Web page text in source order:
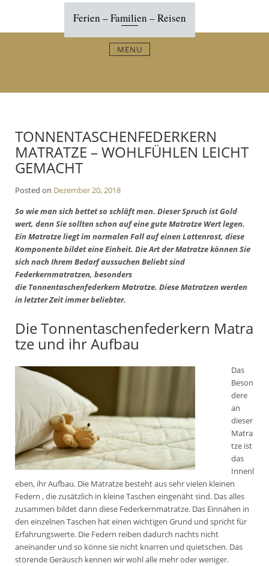
content
Ferien – Familien – Reisen
MENU
TONNENTASCHENFEDERKERN
MATRATZE – WOHLFÜHLEN LEICHT
GEMACHT
Posted on Dezember 20, 2018
So wie man sich bettet so schläft man. Dieser Spruch ist Gold
wert, denn Sie sollten schon auf eine gute Matratze Wert legen.
Ein Matratze liegt im normalen Fall auf einen Lattenrost, diese
Komponente bildet eine Einheit. Die Art der Matratze können Sie
sich nach Ihrem Bedarf aussuchen Beliebt sind
Federkernmatratzen, besonders
die Tonnentaschenfederkern Matratze. Diese Matratzen werden
in letzter Zeit immer beliebter.
Die Tonnentaschenfederkern Matra
tze und ihr Aufbau
Das
Beson
dere
an
dieser
Matra
tze ist
das
Innenl
eben, ihr Aufbau. Die Matratze besteht aus sehr vielen kleinen
Federn , die zusätzlich in kleine Taschen eingenäht sind. Das alles
zusammen bildet dann diese Federkernmatratze. Das Einnähen in
den einzelnen Taschen hat einen wichtigen Grund und spricht für
Erfahrungswerte. Die Federn reiben dadurch nachts nicht
aneinander und so könne sie nicht knarren und quietschen. Das
störende Geräusch kennen wir wohl alle mehr oder weniger.